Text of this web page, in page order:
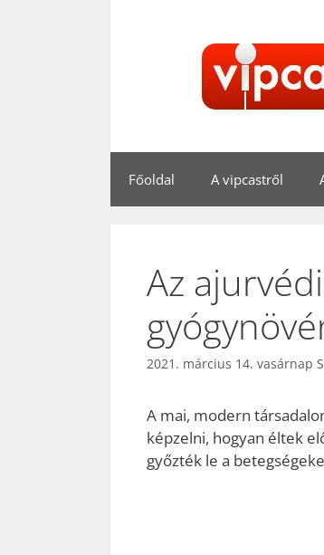
Főoldal A vipcastről
Az
2021. március 14. vasárnap
A mai, modern
képzelni, hogyan éltek
győzték le a